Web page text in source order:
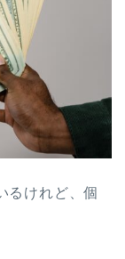
るけれど、個